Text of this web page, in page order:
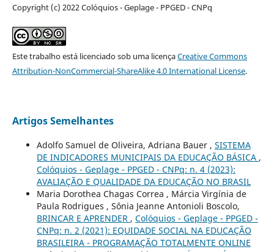
Copyright (c) 2022 Colóquios - Geplage - PPGED - CNPq
Este trabalho está licenciado sob uma licençaCreative Commons
Attribution-NonCommercial-ShareAlike 4.0 International License.
Artigos Semelhantes
Adolfo Samuel de Oliveira, Adriana Bauer , SISTEMA
DE INDICADORES MUNICIPAIS DA EDUCAÇÃO BÁSICA ,
Colóquios - Geplage - PPGED - CNPq: n. 4 (2023):
AVALIAÇÃO E QUALIDADE DA EDUCAÇÃO NO BRASIL
Maria Dorothea Chagas Correa , Márcia Virgínia de
Paula Rodrigues , Sônia Jeanne Antonioli Boscolo,
BRINCAR E APRENDER , Colóquios - Geplage - PPGED -
CNPq: n. 2 (2021): EQUIDADE SOCIAL NA EDUCAÇÃO
BRASILEIRA - PROGRAMAÇÃO TOTALMENTE ONLINE